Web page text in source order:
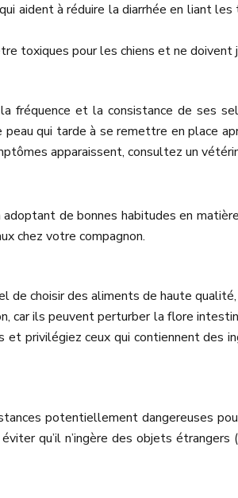
aident à réduire la diarrhée en liant
toxiques pour les chiens et ne doivent
fréquence et la consistance de ses
qui tarde à se remettre en place
apparaissent, consultez un
de bonnes habitudes en matière
chez votre compagnon.
choisir des aliments de haute qualité,
car ils peuvent perturber la flore
privilégiez ceux qui contiennent des
potentiellement dangereuses
qu’il n’ingère des objets